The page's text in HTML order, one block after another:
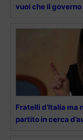
vuoi che il governo
Fratelli d’Italia ma
partito in cerca